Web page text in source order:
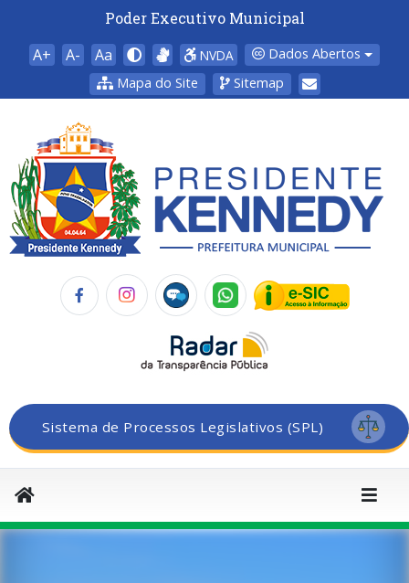
Poder Executivo Municipal
A+ A- Aa NVDA
Dados Abertos
Mapa do Site
Sitemap
Sistema de Processos Legislativos (SPL)